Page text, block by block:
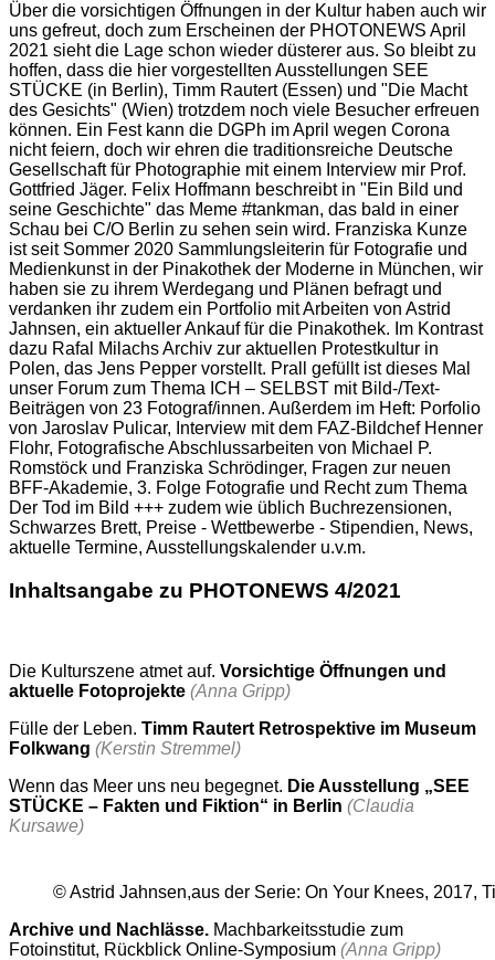
Über die vorsichtigen Öffnungen in der Kultur haben auch wir
uns gefreut, doch zum Erscheinen der PHOTONEWS April
2021 sieht die Lage schon wieder düsterer aus. So bleibt zu
hoffen, dass die hier vorgestellten Ausstellungen SEE
STÜCKE (in Berlin), Timm Rautert (Essen) und "Die Macht
des Gesichts" (Wien) trotzdem noch viele Besucher erfreuen
können. Ein Fest kann die DGPh im April wegen Corona
nicht feiern, doch wir ehren die traditionsreiche Deutsche
Gesellschaft für Photographie mit einem Interview mir Prof.
Gottfried Jäger. Felix Hoffmann beschreibt in "Ein Bild und
seine Geschichte" das Meme #tankman, das bald in einer
Schau bei C/O Berlin zu sehen sein wird. Franziska Kunze
ist seit Sommer 2020 Sammlungsleiterin für Fotografie und
Medienkunst in der Pinakothek der Moderne in München, wir
haben sie zu ihrem Werdegang und Plänen befragt und
verdanken ihr zudem ein Portfolio mit Arbeiten von Astrid
Jahnsen, ein aktueller Ankauf für die Pinakothek. Im Kontrast
dazu Rafal Milachs Archiv zur aktuellen Protestkultur in
Polen, das Jens Pepper vorstellt. Prall gefüllt ist dieses Mal
unser Forum zum Thema ICH – SELBST mit Bild-/Text-
Beiträgen von 23 Fotograf/innen. Außerdem im Heft: Porfolio
von Jaroslav Pulicar, Interview mit dem FAZ-Bildchef Henner
Flohr, Fotografische Abschlussarbeiten von Michael P.
Romstöck und Franziska Schrödinger, Fragen zur neuen
BFF-Akademie, 3. Folge Fotografie und Recht zum Thema
Der Tod im Bild +++ zudem wie üblich Buchrezensionen,
Schwarzes Brett, Preise - Wettbewerbe - Stipendien, News,
aktuelle Termine, Ausstellungskalender u.v.m.
Inhaltsangabe zu PHOTONEWS 4/2021
Die Kulturszene atmet auf. Vorsichtige Öffnungen und
aktuelle Fotoprojekte (Anna Gripp)
Fülle der Leben. Timm Rautert Retrospektive im Museum
Folkwang (Kerstin Stremmel)
Wenn das Meer uns neu begegnet. Die Ausstellung „SEE
STÜCKE – Fakten und Fiktion“ in Berlin (Claudia
Kursawe)
© Astrid Jahnsen,aus der Serie: On Your Knees, 2017,
Archive und Nachlässe. Machbarkeitsstudie zum
Fotoinstitut, Rückblick Online-Symposium (Anna Gripp)